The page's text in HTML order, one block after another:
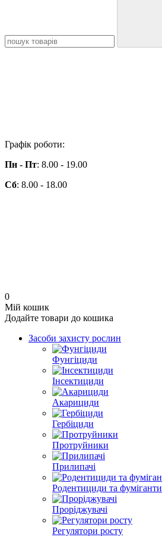
Графік роботи:
Пн - Пт: 8.00 - 19.00
Сб: 8.00 - 18.00
0
Мій кошик
Додайте товари до кошика
Засоби захисту рослин
Фунгіциди
Інсектициди
Акарициди
Гербіциди
Протруйники
Прилипачі
Родентициди та фуміганти
Проріджувачі
Регулятори росту